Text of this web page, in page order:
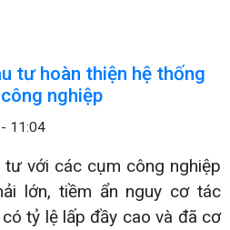
tư hoàn thiện hệ thống
nghiệp
11:04
với các cụm công nghiệp
lớn, tiềm ẩn nguy cơ tác
tỷ lệ lấp đầy cao và đã cơ